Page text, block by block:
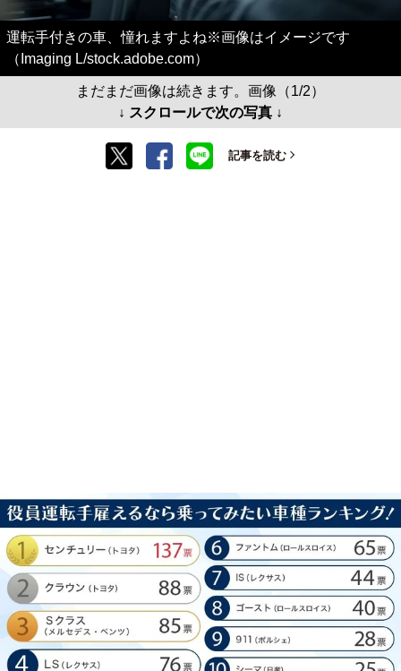
運転手付きの車、憧れますよね※画像はイメージです
（Imaging L/stock.adobe.com）
まだまだ画像は続きます。画像（1/2）
↓ スクロールで次の写真 ↓
記事を読む